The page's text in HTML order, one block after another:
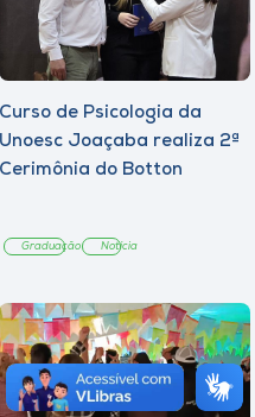
Curso de Psicologia da
Unoesc Joaçaba realiza 2ª
Cerimônia do Botton
Graduação Notícia